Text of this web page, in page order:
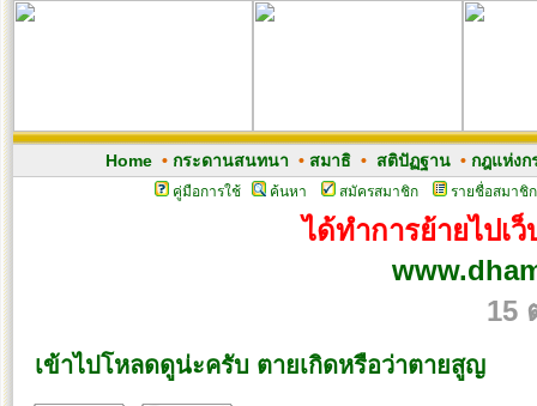
Home• กระดานสนทนา • สมาธิ• สติปัฏฐาน• กฎแห่งก
คู่มือการใช้ ค้นหา สมัครสมาชิก รายชื่อสมาชิก
ได้ทำการย้ายไปเ
15
เข้าไปโหลดดูน่ะครับ ตายเกิดหรือว่าตายสูญ